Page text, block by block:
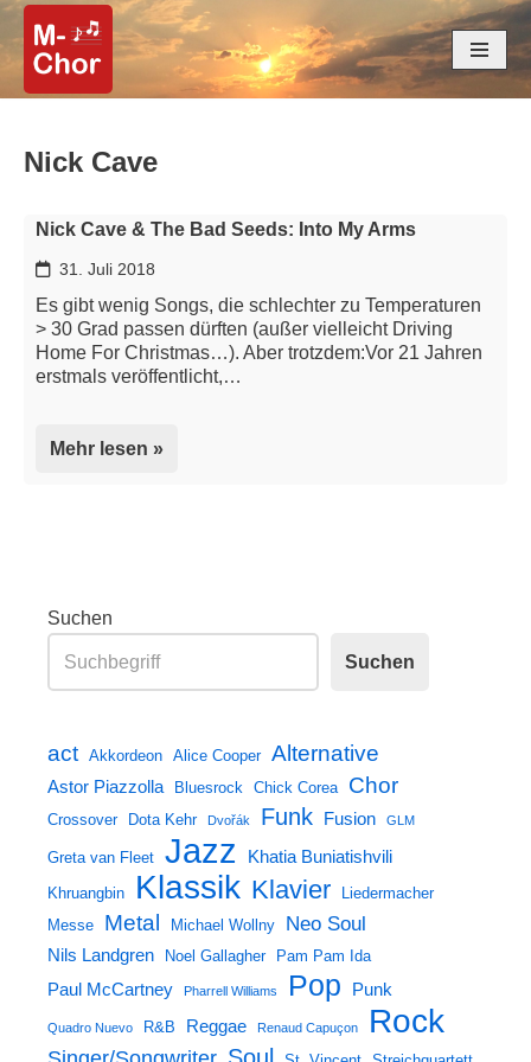
Zum
Inhalt
Nick Cave
Nick Cave & The Bad Seeds: Into My Arms
31. Juli 2018
Es gibt wenig Songs, die schlechter zu Temperaturen
> 30 Grad passen dürften (außer vielleicht Driving
Home For Christmas…). Aber trotzdem:Vor 21 Jahren
erstmals veröffentlicht,…
Mehr lesen »
Suchen
Suchen
act Akkordeon Alice Cooper Alternative
Astor Piazzolla Bluesrock Chick Corea Chor
Crossover Dota Kehr Dvořák Funk Fusion GLM
Greta van Fleet Jazz Khatia Buniatishvili
Khruangbin Klassik Klavier
Liedermacher
Messe
Metal Michael Wollny Neo Soul
Nils Landgren Noel Gallagher Pam Pam Ida
Paul McCartney Pharrell Williams Pop Punk
Quadro Nuevo R&B Reggae Renaud Capuçon Rock